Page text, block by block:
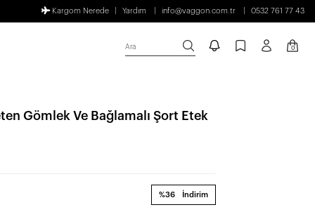
Kargom Nerede Yardım info@vaggon.com.tr 0532 761 77 43
Ara 0
Gömlek Ve Bağlamalı Şort Etek
%36 İndirim